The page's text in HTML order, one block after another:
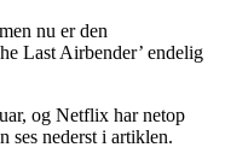
nu er den
Last Airbender’ endelig
og Netflix har netop
ses nederst i artiklen.